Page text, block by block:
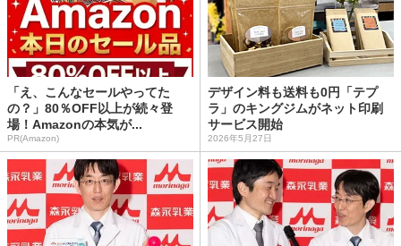
「え、こんなセールやってた
の？」80％OFF以上が続々登
場！Amazonの本気が...
PR(Amazon)
デザイン料も送料も0円「テプ
ラ」のキングジムがネット印刷
サービス開始
2026年5月27日